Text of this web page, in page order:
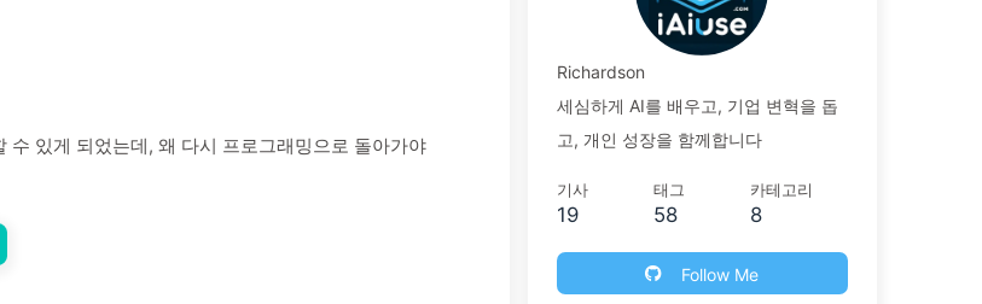
수 있게 되었는데, 왜 다시 프로그래밍으로 돌아가야
Richardson
세심하게 AI를 배우고, 기업 변혁을 돕
고, 개인 성장을 함께합니다
기사
19
태그
58
카테고리
8
Follow Me